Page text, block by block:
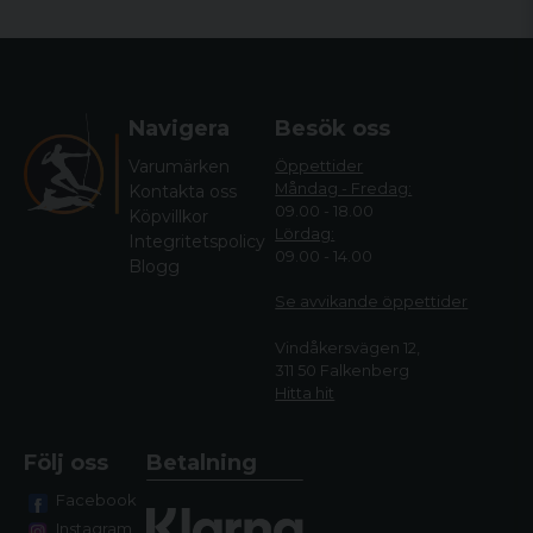
Navigera
Varumärken
Kontakta oss
Köpvillkor
Integritetspolicy
Blogg
Besök oss
Öppettider
Måndag - Fredag:
09.00 - 18.00
Lördag:
09.00 - 14.00
Se avvikande öppettider
Vindåkersvägen 12,
311 50 Falkenberg
Hitta hit
Följ oss
Facebook
Instagram
Betalning